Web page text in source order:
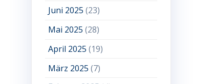
Juni 2025 (23)
Mai 2025 (28)
April 2025 (19)
März 2025 (7)